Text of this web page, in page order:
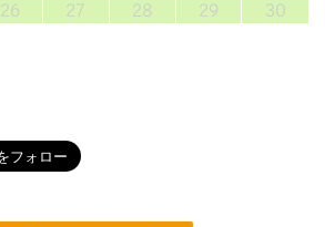
26 27 28 29
30